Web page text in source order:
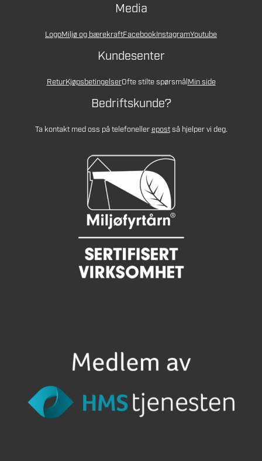
Media
LogoMiljø og bærekraftFacebookInstagramYoutube
Kundesenter
ReturKjøpsbetingelserOfte stilte spørsmålMin side
Bedriftskunde?
Ta kontakt med oss på telefonellerepostså hjelper vi deg.